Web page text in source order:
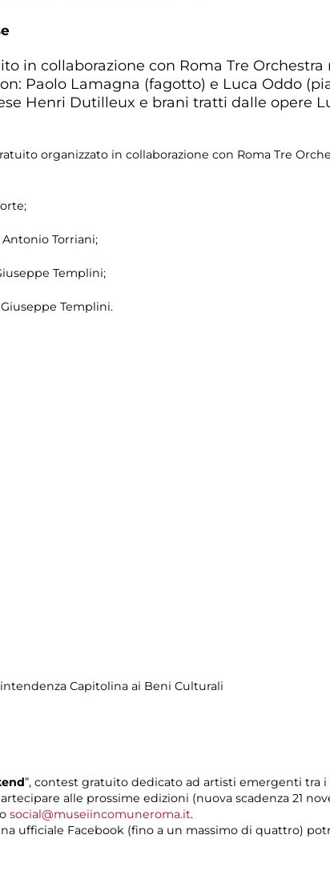
in collaborazione con Roma Tre
Paolo Lamagna (fagotto) e Luca Oddo
Henri Dutilleux e brani tratti dalle opere
organizzato in collaborazione con Roma Tre
Torriani;
Templini;
Templini.
Capitolina ai Beni Culturali
”, contest gratuito dedicato ad artisti emergenti tra i
alle prossime edizioni (nuova scadenza 21
social@museiincomuneroma.it.
ufficiale Facebook (fino a un massimo di quattro)